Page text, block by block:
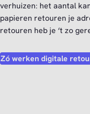
verhuizen: het aantal
papieren retouren je
retouren heb je ‘t zo
Zó werken digitale